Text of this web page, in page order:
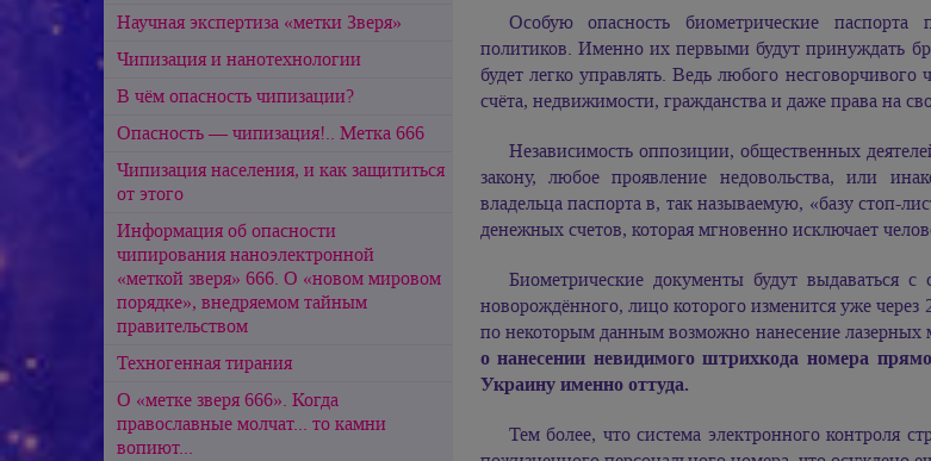
Научная экспертиза «метки Зверя»
Чипизация и нанотехнологии
В чём опасность чипизации?
Опасность — чипизация!.. Метка 666
Чипизация населения, и как защититься
от этого
Информация об опасности
чипирования наноэлектронной
«меткой зверя» 666. О «новом мировом
порядке», внедряемом тайным
правительством
Техногенная тирания
О «метке зверя 666». Когда
православные молчат... то камни
вопиют...
Особую опасность биометрические
политиков. Именно их первыми будут принуждать
будет легко управлять. Ведь любого
счёта, недвижимости, гражданства и даже права на
Независимость оппозиции, общественных
закону, любое проявление недовольства, или
владельца паспорта в, так называемую, «базу стоп-
денежных счетов, которая мгновенно исключает
Биометрические документы будут
новорождённого, лицо которого изменится уже
по некоторым данным возможно нанесение лазерных
о нанесении невидимого штрихкода номера
Украину именно оттуда.
Тем более, что система электронного контроля